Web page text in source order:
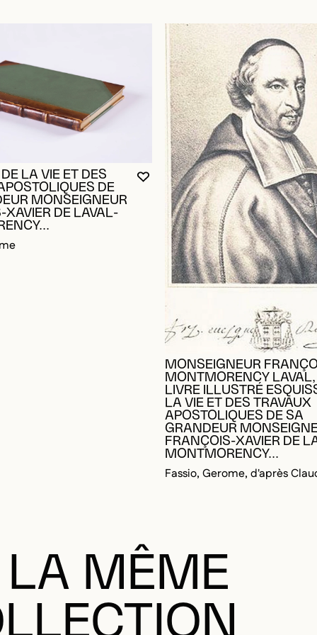
CONNECTÉ POUR AJOUTER AUX FAVORIS
VOUS DEVEZ ÊTRE CONNECTÉ
FERMER LA MODALE
OUVRIR LA MODALE
LA VIE ET DES
DE
MONSEIGNEUR
XAVIER DE LAVAL-
MONSEIGNEUR
MONTMORENCY
LIVRE ILLUSTRÉ
LA VIE ET DES TRAVAUX
APOSTOLIQUES DE SA
GRANDEUR
FRANÇOIS-XAVIER DE
MONTMORENCY...
Fassio, Gerome, d'après
LA MÊME